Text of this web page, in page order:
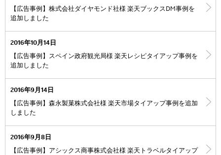
【広告事例】株式会社ダイヤモンド社様 楽天ブックスDM事例を
追加しました
2016年10月14日
【広告事例】スペイン政府観光局様 楽天レシピタイアップ事例を
追加しました
2016年9月14日
【広告事例】森永製菓株式会社様 楽天市場タイアップ事例を追加
しました
2016年9月8日
【広告事例】アシックス商事株式会社様 楽天トラベルタイアップ